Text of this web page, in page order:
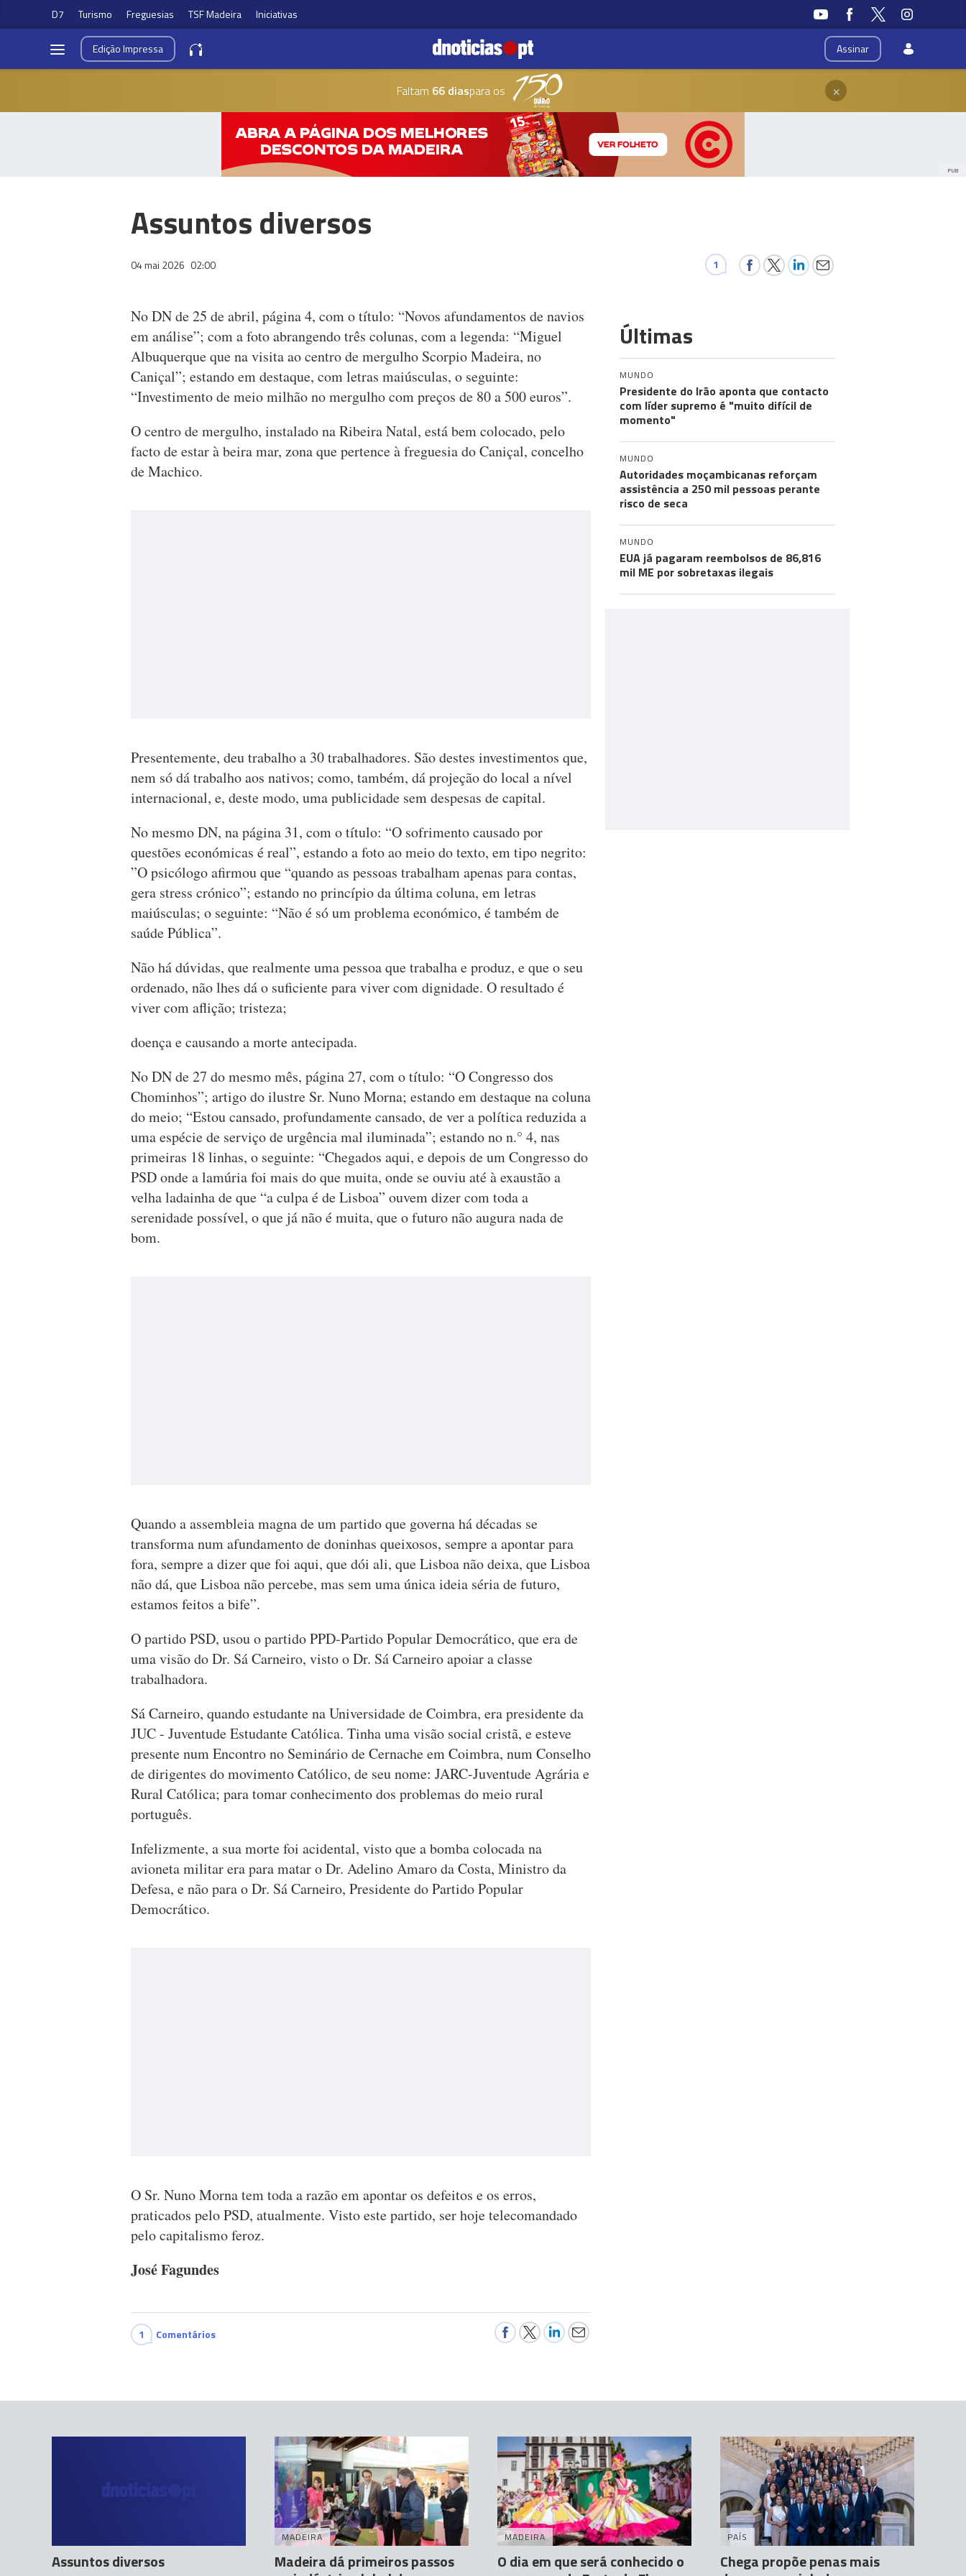
D7 Turismo Freguesias TSF Madeira Iniciativas
Assinar
EdiçãoImpressa
Faltam 66 diaspara os ×
PUB
Assuntos diversos
04 mai 2026 02:00 1
No DN de 25 de abril, página 4, com o título: “Novos afundamentos de navios
em análise”; com a foto abrangendo três colunas, com a legenda: “Miguel
Albuquerque que na visita ao centro de mergulho Scorpio Madeira, no
Caniçal”; estando em destaque, com letras maiúsculas, o seguinte:
“Investimento de meio milhão no mergulho com preços de 80 a 500 euros”.
O centro de mergulho, instalado na Ribeira Natal, está bem colocado, pelo
facto de estar à beira mar, zona que pertence à freguesia do Caniçal, concelho
de Machico.
Presentemente, deu trabalho a 30 trabalhadores. São destes investimentos que,
nem só dá trabalho aos nativos; como, também, dá projeção do local a nível
internacional, e, deste modo, uma publicidade sem despesas de capital.
No mesmo DN, na página 31, com o título: “O sofrimento causado por
questões económicas é real”, estando a foto ao meio do texto, em tipo negrito:
”O psicólogo afirmou que “quando as pessoas trabalham apenas para contas,
gera stress crónico”; estando no princípio da última coluna, em letras
maiúsculas; o seguinte: “Não é só um problema económico, é também de
saúde Pública”.
Não há dúvidas, que realmente uma pessoa que trabalha e produz, e que o seu
ordenado, não lhes dá o suficiente para viver com dignidade. O resultado é
viver com aflição; tristeza;
doença e causando a morte antecipada.
No DN de 27 do mesmo mês, página 27, com o título: “O Congresso dos
Chominhos”; artigo do ilustre Sr. Nuno Morna; estando em destaque na coluna
do meio; “Estou cansado, profundamente cansado, de ver a política reduzida a
uma espécie de serviço de urgência mal iluminada”; estando no n.° 4, nas
primeiras 18 linhas, o seguinte: “Chegados aqui, e depois de um Congresso do
PSD onde a lamúria foi mais do que muita, onde se ouviu até à exaustão a
velha ladainha de que “a culpa é de Lisboa” ouvem dizer com toda a
serenidade possível, o que já não é muita, que o futuro não augura nada de
bom.
Quando a assembleia magna de um partido que governa há décadas se
transforma num afundamento de doninhas queixosos, sempre a apontar para
fora, sempre a dizer que foi aqui, que dói ali, que Lisboa não deixa, que Lisboa
não dá, que Lisboa não percebe, mas sem uma única ideia séria de futuro,
estamos feitos a bife”.
O partido PSD, usou o partido PPD-Partido Popular Democrático, que era de
uma visão do Dr. Sá Carneiro, visto o Dr. Sá Carneiro apoiar a classe
trabalhadora.
Sá Carneiro, quando estudante na Universidade de Coimbra, era presidente da
JUC - Juventude Estudante Católica. Tinha uma visão social cristã, e esteve
presente num Encontro no Seminário de Cernache em Coimbra, num Conselho
de dirigentes do movimento Católico, de seu nome: JARC-Juventude Agrária e
Rural Católica; para tomar conhecimento dos problemas do meio rural
português.
Infelizmente, a sua morte foi acidental, visto que a bomba colocada na
avioneta militar era para matar o Dr. Adelino Amaro da Costa, Ministro da
Defesa, e não para o Dr. Sá Carneiro, Presidente do Partido Popular
Democrático.
O Sr. Nuno Morna tem toda a razão em apontar os defeitos e os erros,
praticados pelo PSD, atualmente. Visto este partido, ser hoje telecomandado
pelo capitalismo feroz.
José Fagundes
1 Comentários
Últimas
MUNDO
Presidente do Irão aponta que contacto
com líder supremo é "muito difícil de
momento"
MUNDO
Autoridades moçambicanas reforçam
assistência a 250 mil pessoas perante
risco de seca
MUNDO
EUA já pagaram reembolsos de 86,816
mil ME por sobretaxas ilegais
Assuntos diversos
MADEIRA
Madeira dá primeiros passos
MADEIRA
O dia em que será conhecido o
PAÍS
Chega propõe penas mais